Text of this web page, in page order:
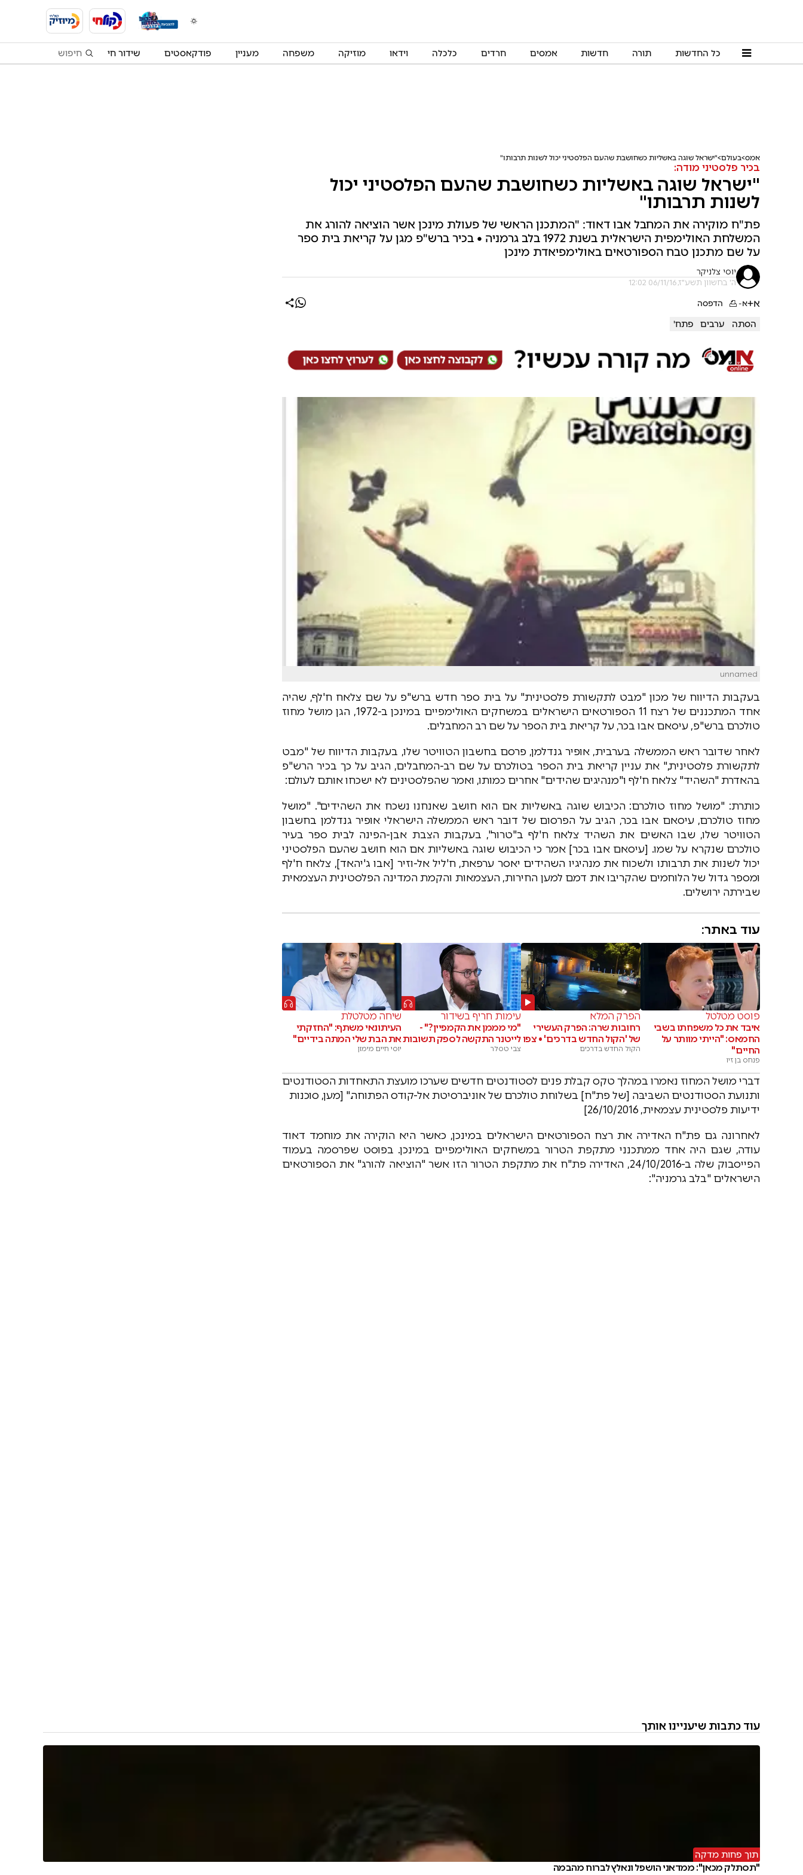
כל החדשות תורה חדשות אמסים חרדים כלכלה וידאו מוזיקה משפחה מעניין פודקאסטים שידור חי
אמס בעולם "ישראל שוגה באשליות כשחושבת שהעם הפלסטיני יכול לשנות תרבותו"
בכיר פלסטיני מודה:
"ישראל שוגה באשליות כשחושבת שהעם הפלסטיני יכול
לשנות תרבותו"
פת"ח מוקירה את המחבל אבו דאוד: "המתכנן הראשי של פעולת מינכן אשר הוציאה להורג את
המשלחת האולימפית הישראלית בשנת 1972 בלב גרמניה • בכיר ברש"פ מגן על קריאת בית ספר
על שם מתכנן טבח הספורטאים באולימפיאדת מינכן
יוסי צלניקר
ה' בחשוון תשע"ז, 06/11/16 12:02
א+א- הדפסה
הסתה ערבים פתח'
unnamed
בעקבות הדיווח של מכון "מבט לתקשורת פלסטינית" על בית ספר חדש ברש"פ על שם צלאח ח'לף, שהיה
אחד המתכננים של רצח 11 הספורטאים הישראלים במשחקים האולימפיים במינכן ב-1972, הגן מושל מחוז
טולכרם ברש"פ, עיסאם אבו בכר, על קריאת בית הספר על שם רב המחבלים.
לאחר שדובר ראש הממשלה בערבית, אופיר גנדלמן, פרסם בחשבון הטוויטר שלו, בעקבות הדיווח של "מבט
לתקשורת פלסטינית," את עניין קריאת בית הספר בטולכרם על שם רב-המחבלים, הגיב על כך בכיר הרש"פ
בהאדרת "השהיד" צלאח ח'לף ו"מנהיגים שהידים" אחרים כמותו, ואמר שהפלסטינים לא ישכחו אותם לעולם:
כותרת: "מושל מחוז טולכרם: הכיבוש שוגה באשליות אם הוא חושב שאנחנו נשכח את השהידים". "מושל
מחוז טולכרם, עיסאם אבו בכר, הגיב על הפרסום של דובר ראש הממשלה הישראלי אופיר גנדלמן בחשבון
הטוויטר שלו, שבו האשים את השהיד צלאח ח'לף ב"טרור", בעקבות הצבת אבן-הפינה לבית ספר בעיר
טולכרם שנקרא על שמו. [עיסאם אבו בכר] אמר כי הכיבוש שוגה באשליות אם הוא חושב שהעם הפלסטיני
יכול לשנות את תרבותו ולשכוח את מנהיגיו השהידים יאסר ערפאת, ח'ליל אל-וזיר [אבו ג'יהאד], צלאח ח'לף
ומספר גדול של הלוחמים שהקריבו את דמם למען החירות, העצמאות והקמת המדינה הפלסטינית העצמאית
שבירתה ירושלים.
עוד באתר:
פוסט מטלטל
איבד את כל משפחתו בשבי
החמאס: "הייתי מוותר על
החיים"
פנחס בן זיו
הפרק המלא
רחובות שרה: הפרק העשירי
של 'הקול החדש בדרכים' • צפו
הקול החדש בדרכים
עימות חריף בשידור
"מי מממן את הקמפיין?" -
לייטנר התקשה לספק תשובות
צבי טסלר
שיחה מטלטלת
העיתונאי משתף: "החזקתי
את הבת שלי המתה בידיים"
יוסי חיים מימון
דברי מושל המחוז נאמרו במהלך טקס קבלת פנים לסטודנטים חדשים שערכו מועצת התאחדות הסטודנטים
ותנועת הסטודנטים השבּיבּה [של פת"ח] בשלוחת טולכרם של אוניברסיטת אל-קודס הפתוחה." [מען, סוכנות
ידיעות פלסטינית עצמאית, 26/10/2016]
לאחרונה גם פת"ח האדירה את רצח הספורטאים הישראלים במינכן, כאשר היא הוקירה את מוחמד דאוד
עודה, שגם היה אחד ממתכנני מתקפת הטרור במשחקים האולימפיים במינכן. בפוסט שפרסמה בעמוד
הפייסבוק שלה ב-24/10/2016, האדירה פת"ח את מתקפת הטרור הזו אשר "הוציאה להורג" את הספורטאים
הישראלים "בלב גרמניה":
עוד כתבות שיעניינו אותך
תוך פחות מדקה
"תסתלק מכאן": ממדאני הושפל ונאלץ לברוח מהבמה